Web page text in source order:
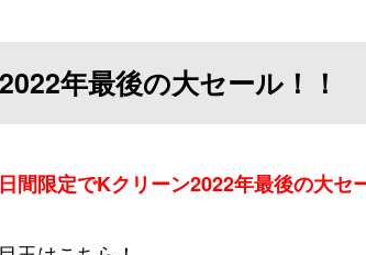
年最後の大セール！！
間限定でKクリーン2022年最後の大セ